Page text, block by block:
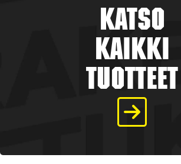
Katso
kaikki
tuotteet